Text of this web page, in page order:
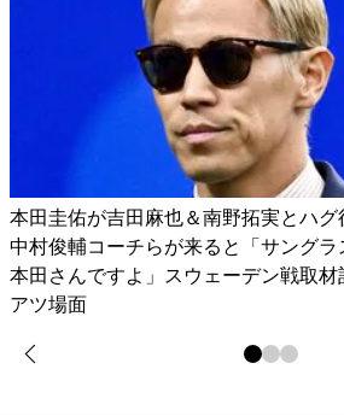
本田圭佑が吉田麻也＆南野拓実とハグ
中村俊輔コーチらが来ると「サング
本田さんですよ」スウェーデン戦取材
アツ場面